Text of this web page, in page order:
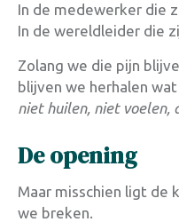
In de medewerker die
In de wereldleider die
Zolang we die pijn
blijven we herhalen
niet huilen, niet voelen,
De opening
Maar misschien ligt de
we breken.